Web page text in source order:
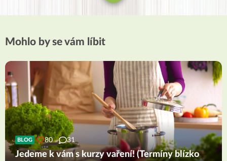
Mohlo by se vám líbit
BLOG 80 31
Jedeme k vám s kurzy vaření! (Termíny blízko